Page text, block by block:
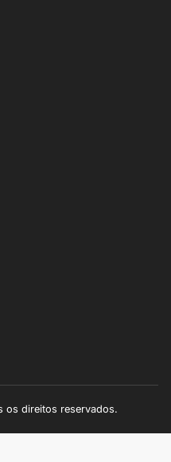
os direitos reservados.